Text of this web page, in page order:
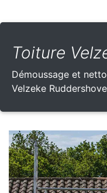
Toiture
Démoussage et
Velzeke Ruddershove